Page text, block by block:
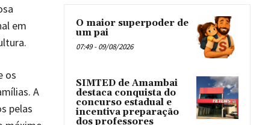
em
os
A
pelas
O maior superpoder de
um pai
07:49 - 09/08/2026
SIMTED de Amambai
destaca conquista do
concurso estadual e
incentiva preparação
dos professores